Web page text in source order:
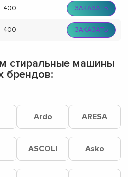
400 ЗАКАЗАТЬ
400 ЗАКАЗАТЬ
стиральные машины
брендов:
Ardo ARESA
ASCOLI Asko